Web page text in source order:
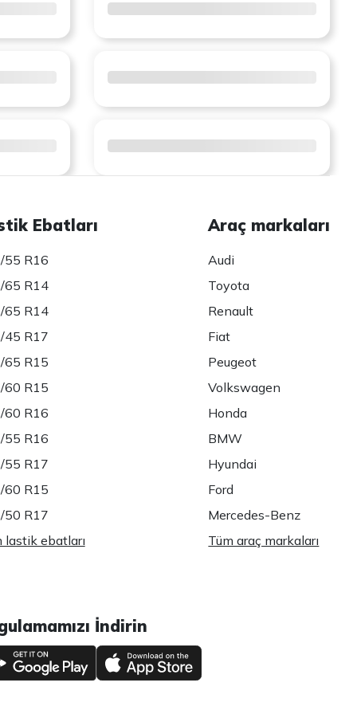
Ebatları
55 R16
65 R14
65 R14
45 R17
65 R15
60 R15
60 R16
55 R16
55 R17
60 R15
50 R17
lastik ebatları
Araç markaları
Audi
Toyota
Renault
Fiat
Peugeot
Volkswagen
Honda
BMW
Hyundai
Ford
Mercedes-Benz
Tüm araç markaları
İndirin